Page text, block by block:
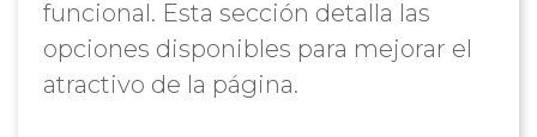
funcional. Esta sección detalla las
opciones disponibles para mejorar el
atractivo de la página.